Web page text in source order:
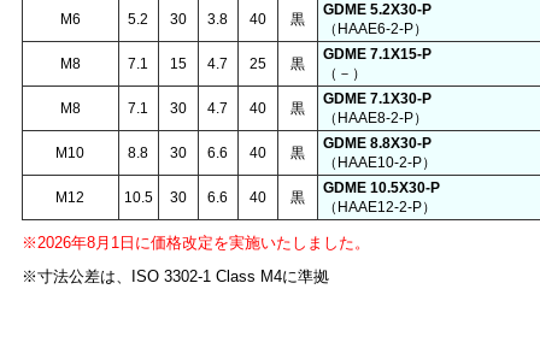
M6 5.2 30 3.8 40 黒
GDME 5.2X30-P
（HAAE6-2-P）
M8 7.1 15 4.7 25 黒
GDME 7.1X15-P
（－）
M8 7.1 30 4.7 40 黒
GDME 7.1X30-P
（HAAE8-2-P）
M10 8.8 30 6.6 40 黒
GDME 8.8X30-P
（HAAE10-2-P）
M12 10.5 30 6.6 40 黒
GDME 10.5X30-P
（HAAE12-2-P）
※2026年8月1日に価格改定を実施いたしました。
※寸法公差は、ISO 3302-1 Class M4に準拠